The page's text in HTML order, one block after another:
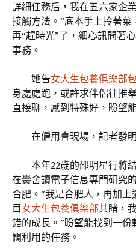
詳細任務后，我在五六家企
接觸方法。”底本手上拎著
再“趕時光”了，細心訊問著
事務。
她告女大生包養俱樂部
身處處跑，或許求伴侶往推
直接聊，感到特殊好，盼望
在僱用會現場，記者發
本年22歲的邵明星行將
在黌舍讀電子信息專門研究
合肥。“我是合肥人，再加
目 女大生包養俱樂部共睹，
錯的成長。”盼望能找到一份
闢利用的任務。